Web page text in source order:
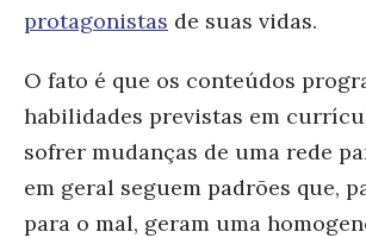
protagonistas de suas vidas.
O fato é que os conteúdos
habilidades previstas em
sofrer mudanças de uma rede
em geral seguem padrões que,
para o mal, geram uma